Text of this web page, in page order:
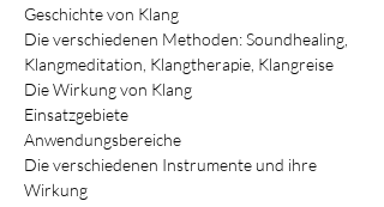
Geschichte von Klang
Die verschiedenen Methoden: Soundhealing,
Klangmeditation, Klangtherapie, Klangreise
Die Wirkung von Klang
Einsatzgebiete
Anwendungsbereiche
Die verschiedenen Instrumente und ihre
Wirkung